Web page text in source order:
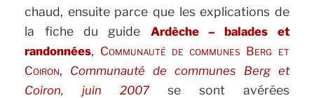
chaud, ensuite parce que les explications de
la fiche du guide Ardèche – balades et
randonnées, Communauté de communes Berg et
Coiron, Communauté de communes Berg et
Coiron, juin 2007se sont avérées